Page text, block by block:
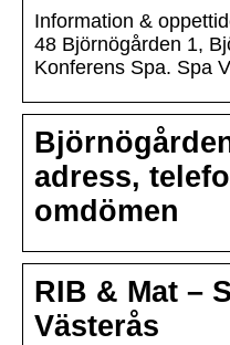
Information &
48 Björnögården 1,
Konferens Spa. Spa
adress,
omdömen
RIB & Mat –
Västerås